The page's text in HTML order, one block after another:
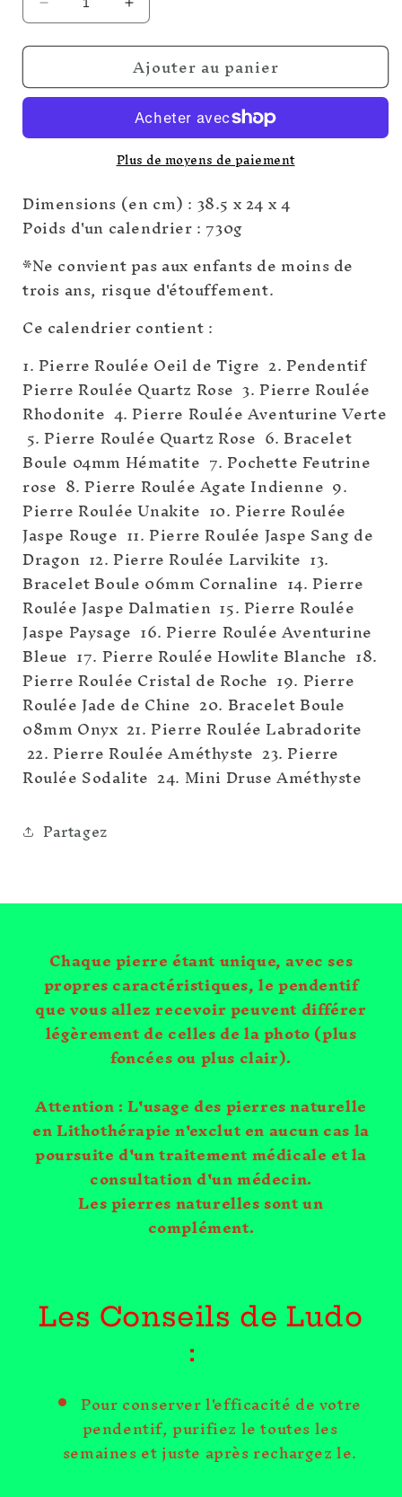
Réduire
la
quantité
Calendrier
Augmenter
la
quantité
de
Calendrier
l’avent
Ajouter au panier
Plus de moyens de paiement
Dimensions (en cm) : 38.5 x 24 x 4
Poids d'un calendrier : 730g
*Ne convient pas aux enfants de moins de
trois ans, risque d'étouffement.
Ce calendrier contient :
1. Pierre Roulée Oeil de Tigre 2. Pendentif
Pierre Roulée Quartz Rose 3. Pierre Roulée
Rhodonite 4. Pierre Roulée Aventurine Verte
5. Pierre Roulée Quartz Rose 6. Bracelet
Boule 04mm Hématite 7. Pochette Feutrine
rose 8. Pierre Roulée Agate Indienne 9.
Pierre Roulée Unakite 10. Pierre Roulée
Jaspe Rouge 11. Pierre Roulée Jaspe Sang de
Dragon 12. Pierre Roulée Larvikite 13.
Bracelet Boule 06mm Cornaline 14. Pierre
Roulée Jaspe Dalmatien 15. Pierre Roulée
Jaspe Paysage 16. Pierre Roulée Aventurine
Bleue 17. Pierre Roulée Howlite Blanche 18.
Pierre Roulée Cristal de Roche 19. Pierre
Roulée Jade de Chine 20. Bracelet Boule
08mm Onyx 21. Pierre Roulée Labradorite
22. Pierre Roulée Améthyste 23. Pierre
Roulée Sodalite 24. Mini Druse Améthyste
Partagez
Chaque pierre étant unique, avec ses
propres caractéristiques, le pendentif
que vous allez recevoir peuvent différer
légèrement de celles de la photo (plus
foncées ou plus clair).
Attention : L'usage des pierres naturelle
en Lithothérapie n'exclut en aucun cas la
poursuite d'un traitement médicale et la
consultation d'un médecin.
Les pierres naturelles sont un
complément.
Les Conseils de Ludo
:
Pour conserver l'efficacité de votre
pendentif, purifiez le toutes les
semaines et juste après rechargez le.